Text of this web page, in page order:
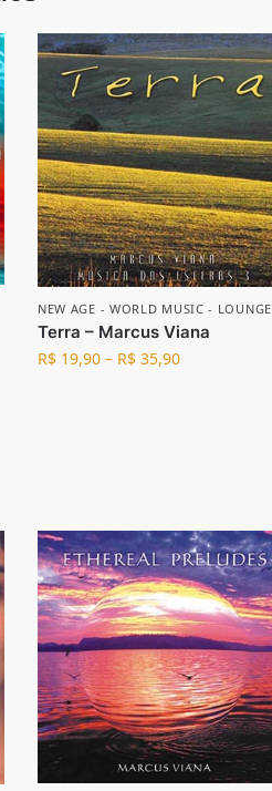
NEW AGE - WORLD MUSIC - LOUNGE
Terra – Marcus Viana
R$19,90– R$35,90